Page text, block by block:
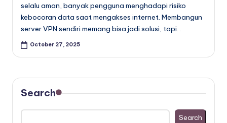
selalu aman, banyak pengguna menghadapi risiko
kebocoran data saat mengakses internet. Membangun
server VPN sendiri memang bisa jadi solusi, tapi…
October 27, 2025
Search
Search